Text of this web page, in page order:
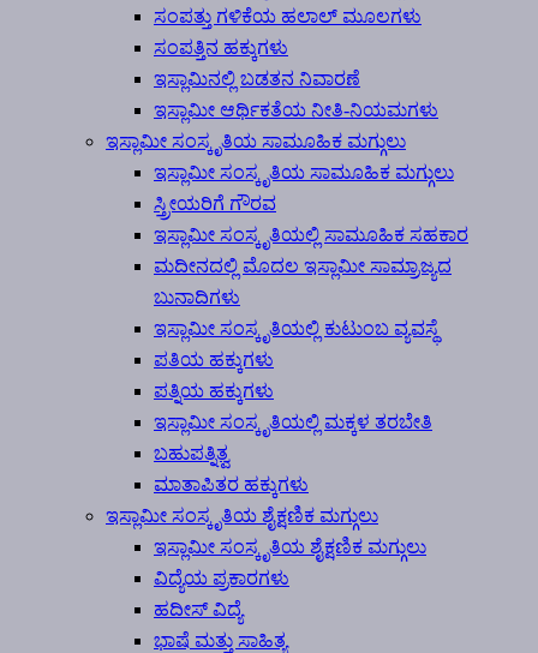
ಸಂಪತ್ತು ಗಳಿಕೆಯ ಹಲಾಲ್ ಮೂಲಗಳು
ಸಂಪತ್ತಿನ ಹಕ್ಕುಗಳು
ಇಸ್ಲಾಮಿನಲ್ಲಿ ಬಡತನ ನಿವಾರಣೆ
ಇಸ್ಲಾಮೀ ಆರ್ಥಿಕತೆಯ ನೀತಿ-ನಿಯಮಗಳು
ಇಸ್ಲಾಮೀ ಸಂಸ್ಕೃತಿಯ ಸಾಮೂಹಿಕ ಮಗ್ಗುಲು
ಇಸ್ಲಾಮೀ ಸಂಸ್ಕೃತಿಯ ಸಾಮೂಹಿಕ ಮಗ್ಗುಲು
ಸ್ತ್ರೀಯರಿಗೆ ಗೌರವ
ಇಸ್ಲಾಮೀ ಸಂಸ್ಕೃತಿಯಲ್ಲಿ ಸಾಮೂಹಿಕ ಸಹಕಾರ
ಮದೀನದಲ್ಲಿ ಮೊದಲ ಇಸ್ಲಾಮೀ ಸಾಮ್ರಾಜ್ಯದ
ಬುನಾದಿಗಳು
ಇಸ್ಲಾಮೀ ಸಂಸ್ಕೃತಿಯಲ್ಲಿ ಕುಟುಂಬ ವ್ಯವಸ್ಥೆ
ಪತಿಯ ಹಕ್ಕುಗಳು
ಪತ್ನಿಯ ಹಕ್ಕುಗಳು
ಇಸ್ಲಾಮೀ ಸಂಸ್ಕೃತಿಯಲ್ಲಿ ಮಕ್ಕಳ ತರಬೇತಿ
ಬಹುಪತ್ನಿತ್ವ
ಮಾತಾಪಿತರ ಹಕ್ಕುಗಳು
ಇಸ್ಲಾಮೀ ಸಂಸ್ಕೃತಿಯ ಶೈಕ್ಷಣಿಕ ಮಗ್ಗುಲು
ಇಸ್ಲಾಮೀ ಸಂಸ್ಕೃತಿಯ ಶೈಕ್ಷಣಿಕ ಮಗ್ಗುಲು
ವಿದ್ಯೆಯ ಪ್ರಕಾರಗಳು
ಹದೀಸ್ ವಿದ್ಯೆ
ಭಾಷೆ ಮತ್ತು ಸಾಹಿತ್ಯ